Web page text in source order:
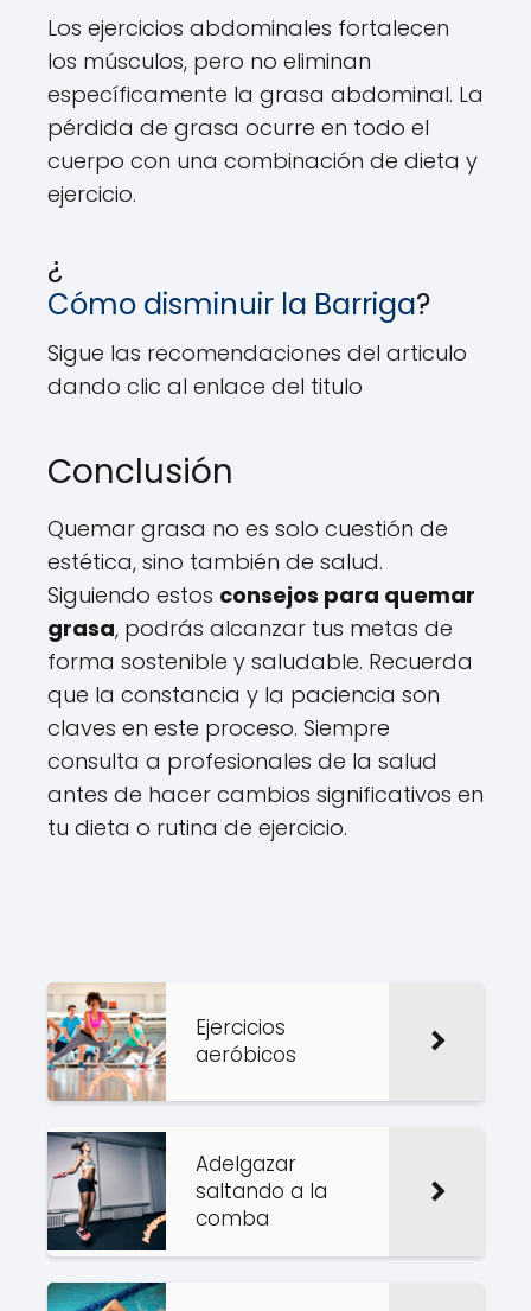
Los ejercicios abdominales fortalecen
los músculos, pero no eliminan
específicamente la grasa abdominal. La
pérdida de grasa ocurre en todo el
cuerpo con una combinación de dieta y
ejercicio.
¿
Cómo disminuir la Barriga?
Sigue las recomendaciones del articulo
dando clic al enlace del titulo
Conclusión
Quemar grasa no es solo cuestión de
estética, sino también de salud.
Siguiendo estos consejos para quemar
grasa, podrás alcanzar tus metas de
forma sostenible y saludable. Recuerda
que la constancia y la paciencia son
claves en este proceso. Siempre
consulta a profesionales de la salud
antes de hacer cambios significativos en
tu dieta o rutina de ejercicio.
Ejercicios
aeróbicos
Adelgazar
saltando a la
comba